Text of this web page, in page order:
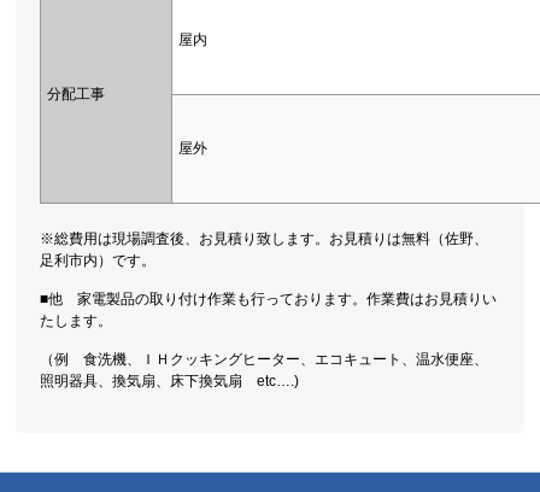
分配工事
屋内
屋外
※総費用は現場調査後、お見積り致します。お見積りは無料（佐野、
足利市内）です。
■他 家電製品の取り付け作業も行っております。作業費はお見積りい
たします。
（例 食洗機、ＩＨクッキングヒーター、エコキュート、温水便座、
照明器具、換気扇、床下換気扇 etc….)